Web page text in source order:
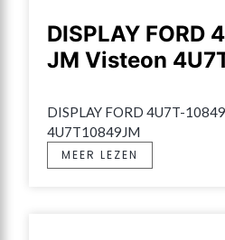
DISPLAY FORD
JM Visteon
DISPLAY FORD 4U7T-
4U7T10849JM
MEER LEZEN